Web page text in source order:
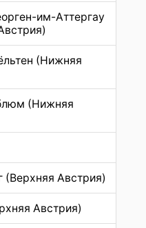
им-Аттергау
(Нижняя
(Нижняя
(Верхняя Австрия)
Австрия)